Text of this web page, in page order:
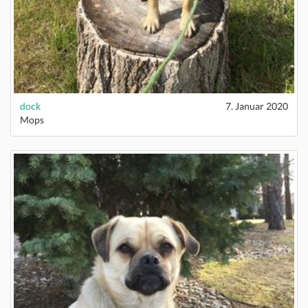
dock
7. Januar 2020
Mops